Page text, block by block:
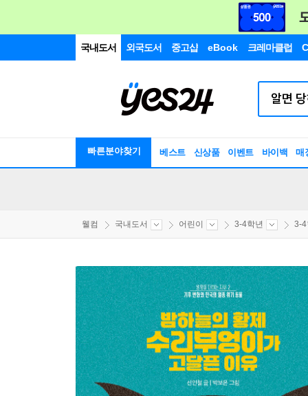
국내도서 외국도서 중고샵 eBook 크레마클럽
빠른분야찾기 베스트 신상품 이벤트 바이백 매
웰컴 국내도서 어린이 3-4학년 3-4